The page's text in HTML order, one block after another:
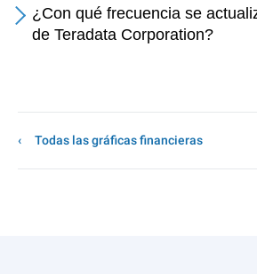
¿Con qué frecuencia se
de Teradata Corporation?
Todas las gráficas financieras